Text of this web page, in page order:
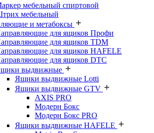
мебельный спиртовой
мебельный
и метабоксы
для ящиков Профи
для ящиков TDM
для ящиков HAFELE
для ящиков DTC
выдвижные
Ящики выдвижные Lotti
Ящики выдвижные GTV
AXIS PRO
Модерн Бокс
Модерн Бокс PRO
Ящики выдвижные HAFELE